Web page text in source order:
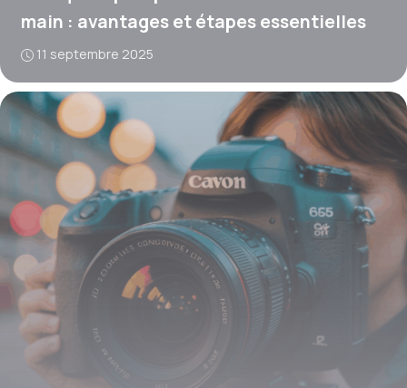
main : avantages et étapes essentielles
11 septembre 2025